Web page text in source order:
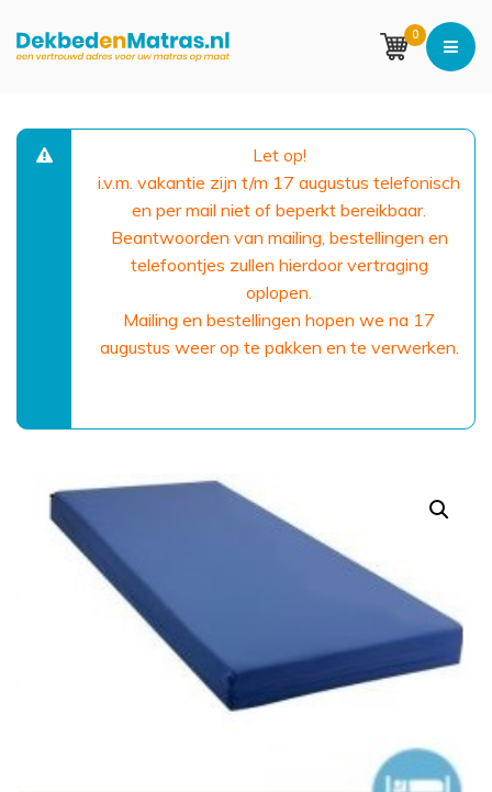
0
Let op!
i.v.m. vakantie zijn t/m 17 augustus telefonisch
en per mail niet of beperkt bereikbaar.
Beantwoorden van mailing, bestellingen en
telefoontjes zullen hierdoor vertraging
oplopen.
Mailing en bestellingen hopen we na 17
augustus weer op te pakken en te verwerken.